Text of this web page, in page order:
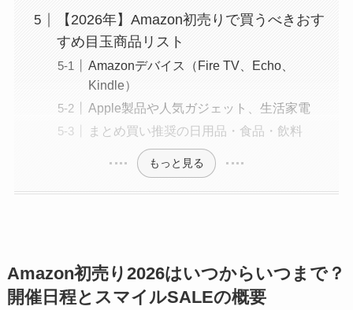
【2026年】Amazon初売りで買うべきおす
すめ目玉商品リスト
Amazonデバイス（Fire TV、Echo、
Kindle）
Apple製品や人気ガジェット、生活家電
まとめ買い推奨の日用品・食品・飲料
もっと見る
Amazon初売り2026はいつからいつまで？
開催日程とスマイルSALEの概要